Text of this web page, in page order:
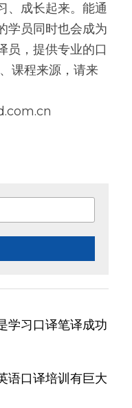
、成长起来。能通
学员同时也会成为
员，提供专业的口
课程来源，请来
学习口译笔译成功
语口译培训有巨大